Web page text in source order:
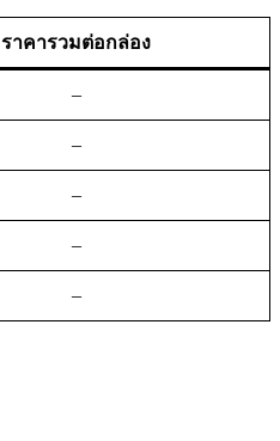
ราคารวมต่อกล่อง
–
–
–
–
–